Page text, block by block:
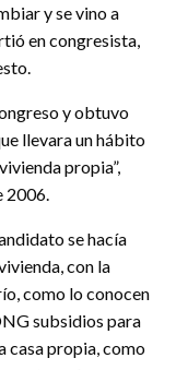
y se vino a
en congresista,
y obtuvo
llevara un hábito
propia”,
2006.
se hacía
con la
como lo conocen
subsidios para
casa propia, como